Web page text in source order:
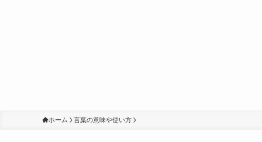
ホーム 言葉の意味や使い方